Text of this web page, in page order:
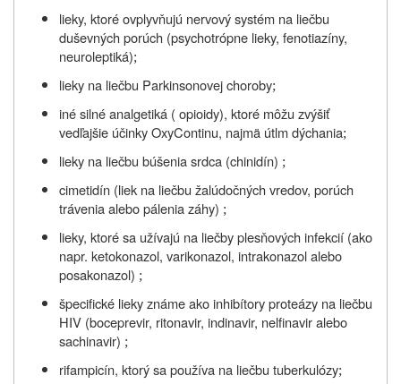
lieky, ktoré ovplyvňujú nervový systém na liečbu
duševných porúch (psychotrópne lieky, fenotiazíny,
neuroleptiká);
lieky na liečbu Parkinsonovej choroby;
iné silné analgetiká ( opioidy), ktoré môžu zvýšiť
vedľajšie účinky OxyContinu, najmä útlm dýchania;
lieky na liečbu búšenia srdca (chinidín) ;
cimetidín (liek na liečbu žalúdočných vredov, porúch
trávenia alebo pálenia záhy) ;
lieky, ktoré sa užívajú na liečby plesňových infekcií (ako
napr. ketokonazol, varikonazol, intrakonazol alebo
posakonazol) ;
špecifické lieky známe ako inhibítory proteázy na liečbu
HIV (boceprevir, ritonavir, indinavir, nelfinavir alebo
sachinavir) ;
rifampicín, ktorý sa používa na liečbu tuberkulózy;